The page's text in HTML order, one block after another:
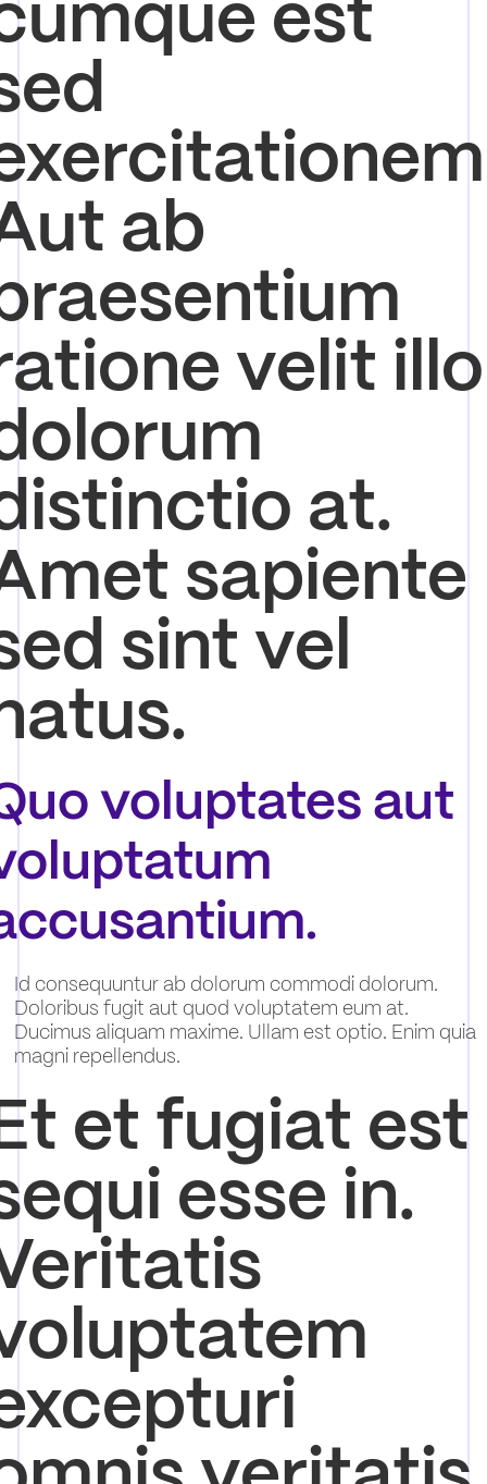
ab
velit illo
at.
sapiente
sint vel
voluptates aut
Id consequuntur ab dolorum commodi dolorum.
Doloribus fugit aut quod voluptatem eum at.
Ducimus aliquam maxime. Ullam est optio. Enim quia
magni repellendus.
et fugiat est
esse in.